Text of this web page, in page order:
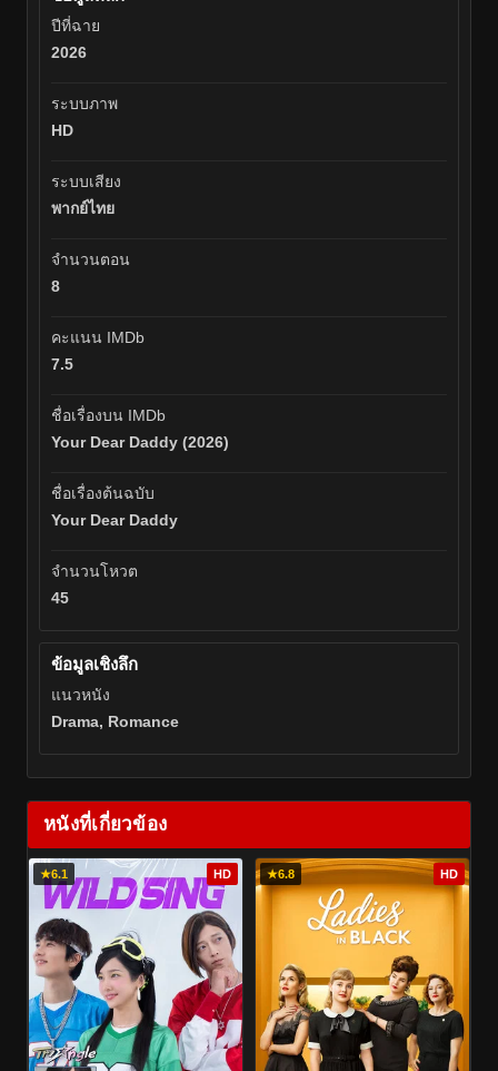
ปีที่ฉาย
2026
ระบบภาพ
HD
ระบบเสียง
พากย์ไทย
จำนวนตอน
8
คะแนน IMDb
7.5
ชื่อเรื่องบน IMDb
Your Dear Daddy (2026)
ชื่อเรื่องต้นฉบับ
Your Dear Daddy
จำนวนโหวต
45
ข้อมูลเชิงลึก
แนวหนัง
Drama, Romance
หนังที่เกี่ยวข้อง
★6.1 HD ★6.8 HD